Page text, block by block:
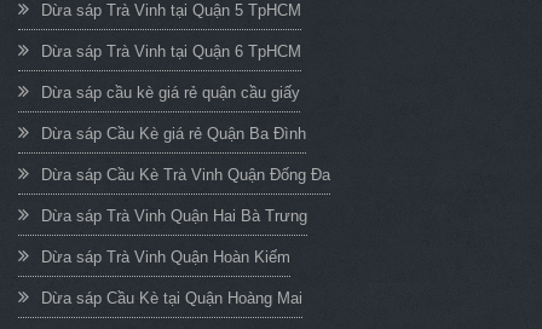
Dừa sáp Trà Vinh tại Quận 5 TpHCM
Dừa sáp Trà Vinh tại Quận 6 TpHCM
Dừa sáp cầu kè giá rẻ quận cầu giấy
Dừa sáp Cầu Kè giá rẻ Quận Ba Đình
Dừa sáp Cầu Kè Trà Vinh Quận Đống Đa
Dừa sáp Trà Vinh Quận Hai Bà Trưng
Dừa sáp Trà Vinh Quận Hoàn Kiếm
Dừa sáp Cầu Kè tại Quận Hoàng Mai